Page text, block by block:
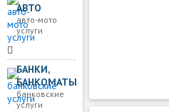
АВТО
авто-мото
услуги
БАНКИ,
БАНКОМАТЫ
банковские
услуги